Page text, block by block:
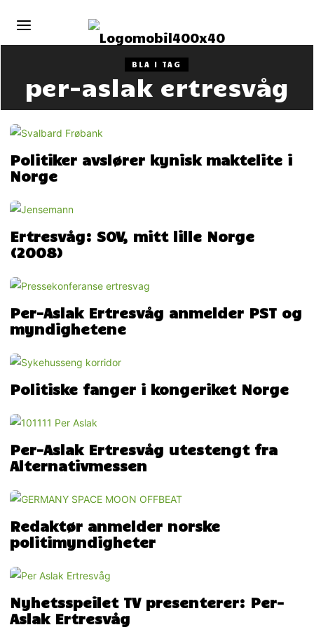
BLA I TAG
per-aslak ertresvåg
Politiker avslører kynisk maktelite i
Norge
Ertresvåg: SOV, mitt lille Norge
(2008)
Per-Aslak Ertresvåg anmelder PST og
myndighetene
Politiske fanger i kongeriket Norge
Per-Aslak Ertresvåg utestengt fra
Alternativmessen
Redaktør anmelder norske
politimyndigheter
Nyhetsspeilet TV presenterer: Per-
Aslak Ertresvåg